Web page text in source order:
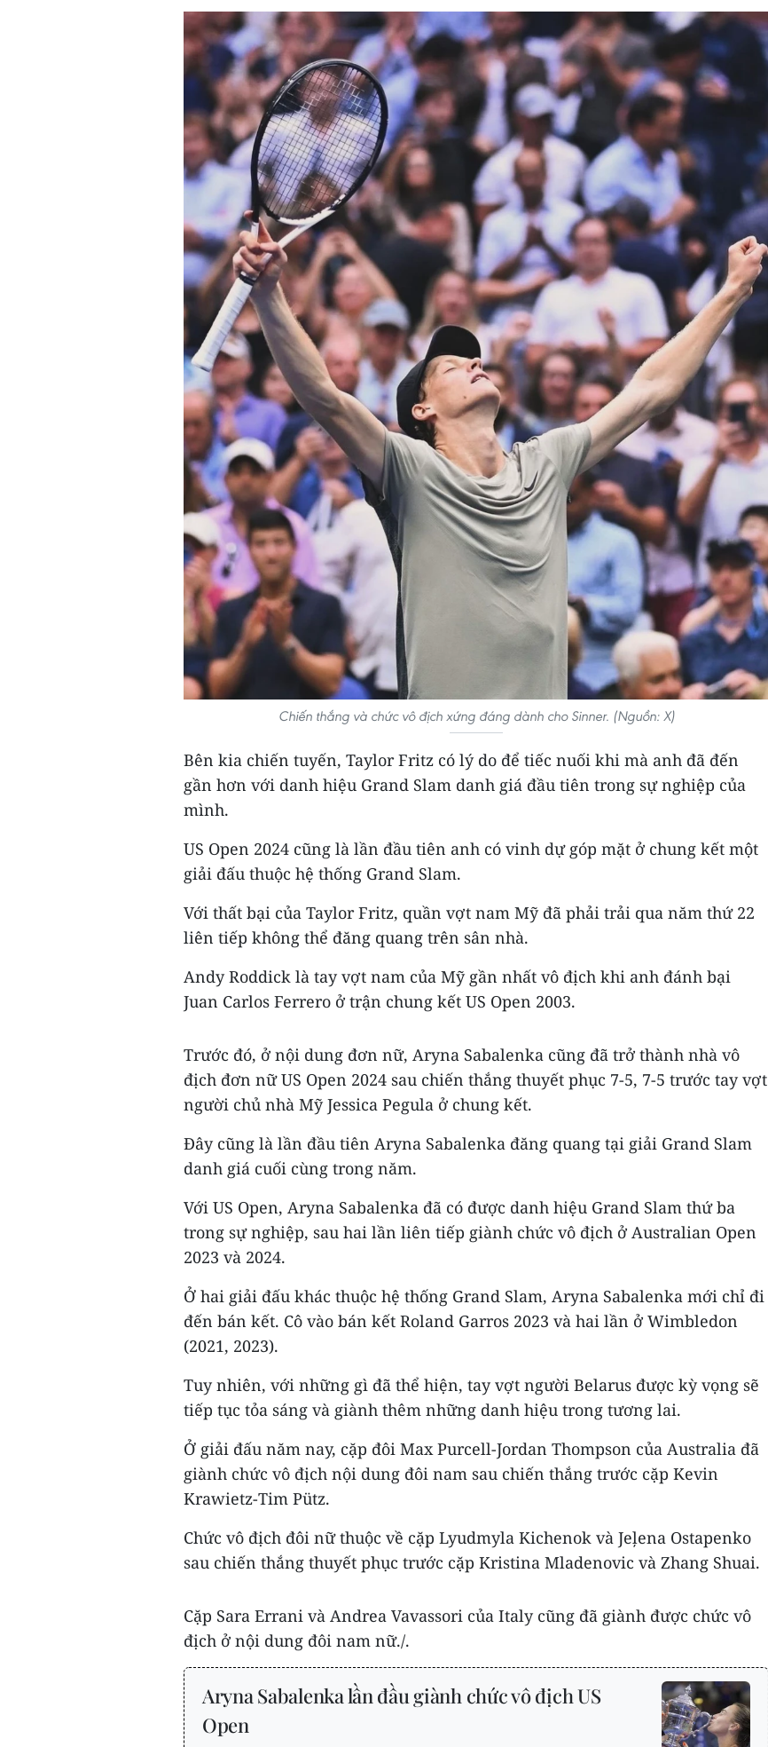
Chiến thắng và chức vô địch xứng đáng dành cho Sinner. (Nguồn: X)
Bên kia chiến tuyến, Taylor Fritz có lý do để tiếc nuối khi mà anh đã đến
gần hơn với danh hiệu Grand Slam danh giá đầu tiên trong sự nghiệp của
mình.
US Open 2024 cũng là lần đầu tiên anh có vinh dự góp mặt ở chung kết một
giải đấu thuộc hệ thống Grand Slam.
Với thất bại của Taylor Fritz, quần vợt nam Mỹ đã phải trải qua năm thứ 22
liên tiếp không thể đăng quang trên sân nhà.
Andy Roddick là tay vợt nam của Mỹ gần nhất vô địch khi anh đánh bại
Juan Carlos Ferrero ở trận chung kết US Open 2003.
Trước đó, ở nội dung đơn nữ, Aryna Sabalenka cũng đã trở thành nhà vô
địch đơn nữ US Open 2024 sau chiến thắng thuyết phục 7-5, 7-5 trước tay vợt
người chủ nhà Mỹ Jessica Pegula ở chung kết.
Đây cũng là lần đầu tiên Aryna Sabalenka đăng quang tại giải Grand Slam
danh giá cuối cùng trong năm.
Với US Open, Aryna Sabalenka đã có được danh hiệu Grand Slam thứ ba
trong sự nghiệp, sau hai lần liên tiếp giành chức vô địch ở Australian Open
2023 và 2024.
Ở hai giải đấu khác thuộc hệ thống Grand Slam, Aryna Sabalenka mới chỉ đi
đến bán kết. Cô vào bán kết Roland Garros 2023 và hai lần ở Wimbledon
(2021, 2023).
Tuy nhiên, với những gì đã thể hiện, tay vợt người Belarus được kỳ vọng sẽ
tiếp tục tỏa sáng và giành thêm những danh hiệu trong tương lai.
Ở giải đấu năm nay, cặp đôi Max Purcell-Jordan Thompson của Australia đã
giành chức vô địch nội dung đôi nam sau chiến thắng trước cặp Kevin
Krawietz-Tim Pütz.
Chức vô địch đôi nữ thuộc về cặp Lyudmyla Kichenok và Jeļena Ostapenko
sau chiến thắng thuyết phục trước cặp Kristina Mladenovic và Zhang Shuai.
Cặp Sara Errani và Andrea Vavassori của Italy cũng đã giành được chức vô
địch ở nội dung đôi nam nữ./.
Aryna Sabalenka lần đầu giành chức vô địch US
Open